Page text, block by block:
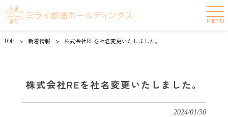
MENU
TOP > 新着情報 > 株式会社REを社名変更いたしました。
株式会社REを社名変更いたしました。
2024/01/30